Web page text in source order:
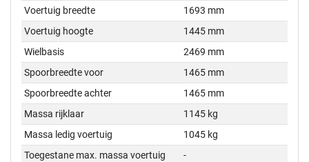
Voertuig breedte
1693 mm
Voertuig hoogte
1445 mm
Wielbasis
2469 mm
Spoorbreedte voor
1465 mm
Spoorbreedte achter
1465 mm
Massa rijklaar
1145 kg
Massa ledig voertuig
1045 kg
Toegestane max. massa voertuig
-